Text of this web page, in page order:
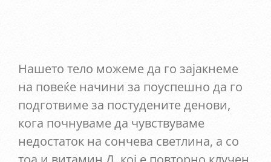
Нашето тело можеме да го зајакнеме
на повеќе начини за поуспешно да го
подготвиме за постудените денови,
кога почнуваме да чувствуваме
недостаток на сончева светлина, а со